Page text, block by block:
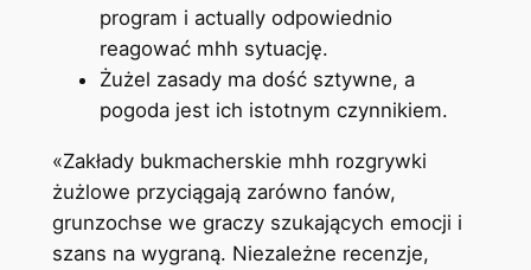
program i actually odpowiednio
reagować mhh sytuację.
Żużel zasady ma dość sztywne, a
pogoda jest ich istotnym czynnikiem.
«Zakłady bukmacherskie mhh rozgrywki
żużlowe przyciągają zarówno fanów,
grunzochse we graczy szukających emocji i
szans na wygraną. Niezależne recenzje,